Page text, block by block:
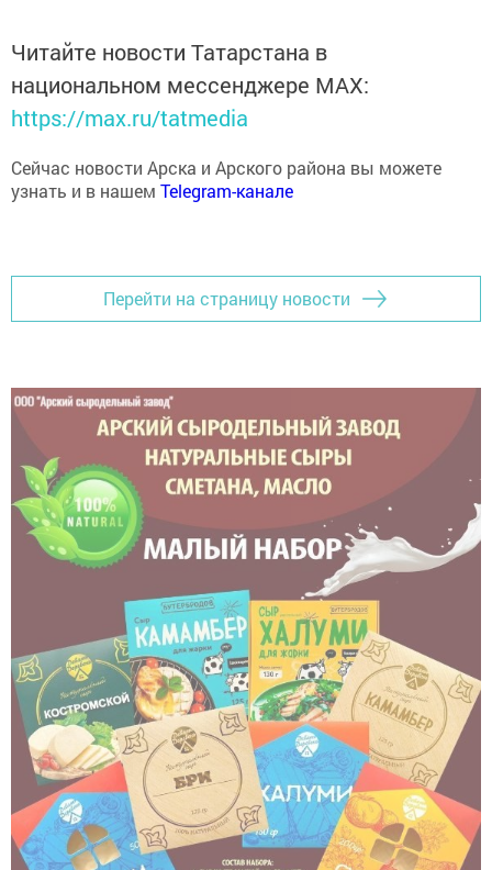
Читайте новости Татарстана в
национальном мессенджере MАХ:
https://max.ru/tatmedia
Сейчас новости Арска и Арского района вы можете
узнать и в нашем Telegram-канале
Перейти на страницу новости